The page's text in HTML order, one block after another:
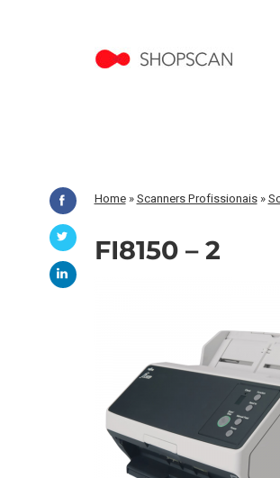
Home»Scanners Profissionais»
FI8150 – 2